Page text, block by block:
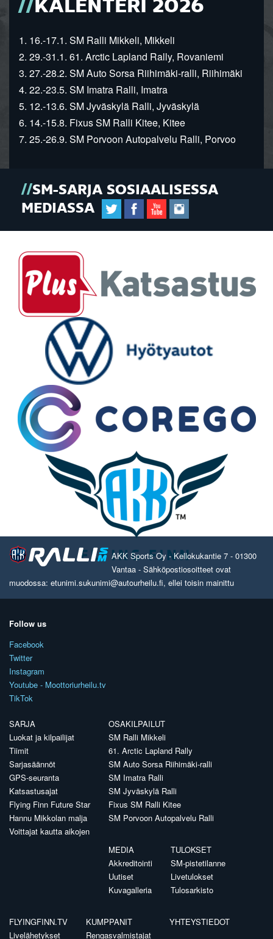
KALENTERI 2026
1. 16.-17.1. SM Ralli Mikkeli, Mikkeli
2. 29.-31.1. 61. Arctic Lapland Rally, Rovaniemi
3. 27.-28.2. SM Auto Sorsa Riihimäki-ralli, Riihimäki
4. 22.-23.5. SM Imatra Ralli, Imatra
5. 12.-13.6. SM Jyväskylä Ralli, Jyväskylä
6. 14.-15.8. Fixus SM Ralli Kitee, Kitee
7. 25.-26.9. SM Porvoon Autopalvelu Ralli, Porvoo
SM-SARJA SOSIAALISESSA
MEDIASSA
AKK Sports Oy - Kellokukantie 7 - 01300
Vantaa - Sähköpostiosoitteet ovat
muodossa: etunimi.sukunimi@autourheilu.fi, ellei toisin mainittu
Follow us
Facebook
Twitter
Instagram
Youtube - Moottoriurheilu.tv
TikTok
SARJA
Luokat ja kilpailijat
Tiimit
Sarjasäännöt
GPS-seuranta
Katsastusajat
Flying Finn Future Star
Hannu Mikkolan malja
Voittajat kautta aikojen
OSAKILPAILUT
SM Ralli Mikkeli
61. Arctic Lapland Rally
SM Auto Sorsa Riihimäki-ralli
SM Imatra Ralli
SM Jyväskylä Ralli
Fixus SM Ralli Kitee
SM Porvoon Autopalvelu Ralli
MEDIA
Akkreditointi
Uutiset
Kuvagalleria
TULOKSET
SM-pistetilanne
Livetulokset
Tulosarkisto
FLYINGFINN.TV
Livelähetykset
KUMPPANIT
Rengasvalmistajat
YHTEYSTIEDOT